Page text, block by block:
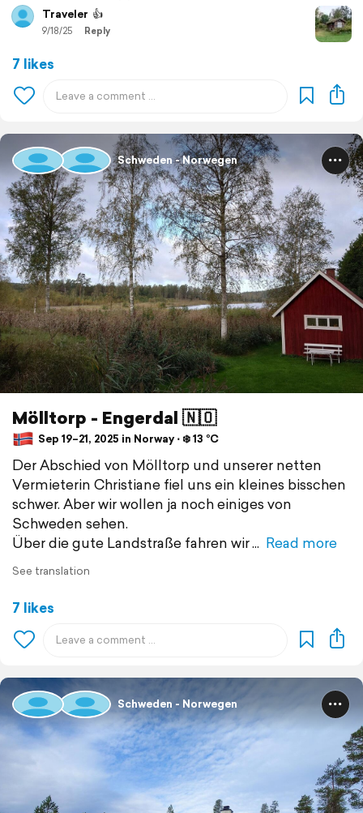
Traveler 👍
9/18/25 Reply
7 likes
Schweden - Norwegen
Mölltorp - Engerdal 🇳🇴
Sep 19–21, 2025 in Norway ⋅ ❄️ 13 °C
Der Abschied von Mölltorp und unserer netten
Vermieterin Christiane fiel uns ein kleines bisschen
schwer. Aber wir wollen ja noch einiges von
Schweden sehen.
Über die gute Landstraße fahren wir
Read more
See translation
7 likes
Schweden - Norwegen